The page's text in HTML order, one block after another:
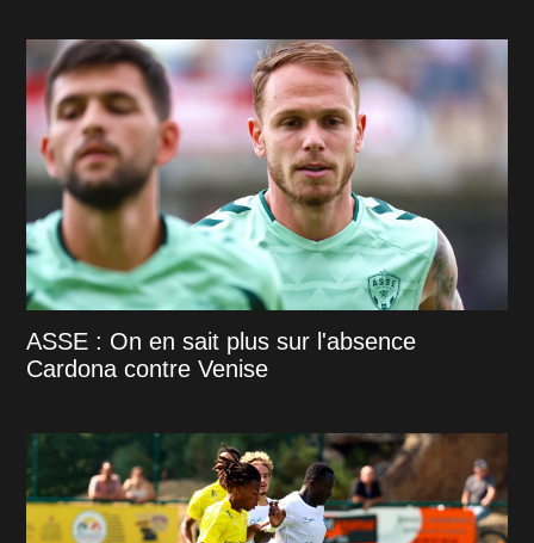
ASSE : On en sait plus sur l'absence
Cardona contre Venise